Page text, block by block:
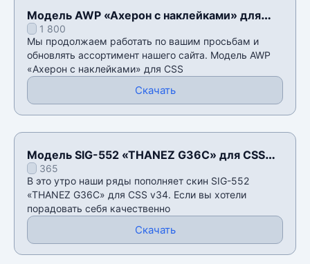
Модель AWP «Ахерон с наклейками» для
CSS v34
1 800
Мы продолжаем работать по вашим просьбам и
обновлять ассортимент нашего сайта. Модель AWP
«Ахерон с наклейками» для CSS
Скачать
Модель SIG-552 «THANEZ G36C» для CSS
v34365
В это утро наши ряды пополняет скин SIG-552
«THANEZ G36C» для CSS v34. Если вы хотели
порадовать себя качественно
Скачать